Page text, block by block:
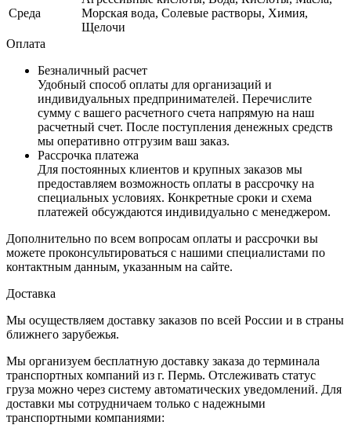
Среда
Морская вода, Солевые растворы, Химия,
Щелочи
Оплата
Безналичный расчет
Удобный способ оплаты для организаций и
индивидуальных предпринимателей. Перечислите
сумму с вашего расчетного счета напрямую на наш
расчетный счет. После поступления денежных средств
мы оперативно отгрузим ваш заказ.
Рассрочка платежа
Для постоянных клиентов и крупных заказов мы
предоставляем возможность оплаты в рассрочку на
специальных условиях. Конкретные сроки и схема
платежей обсуждаются индивидуально с менеджером.
Дополнительно по всем вопросам оплаты и рассрочки вы
можете проконсультироваться с нашими специалистами по
контактным данным, указанным на сайте.
Доставка
Мы осуществляем доставку заказов по всей России и в страны
ближнего зарубежья.
Мы организуем бесплатную доставку заказа до терминала
транспортных компаний из г. Пермь. Отслеживать статус
груза можно через систему автоматических уведомлений. Для
доставки мы сотрудничаем только с надежными
транспортными компаниями: